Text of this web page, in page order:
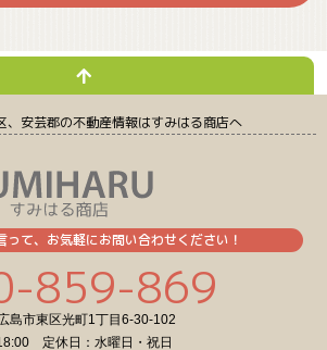
、安芸郡の不動産情報はすみはる商店へ
って、お気軽にお問い合わせください！
859-869
島市東区光町1丁目6-30-102
定休日：水曜日・祝日